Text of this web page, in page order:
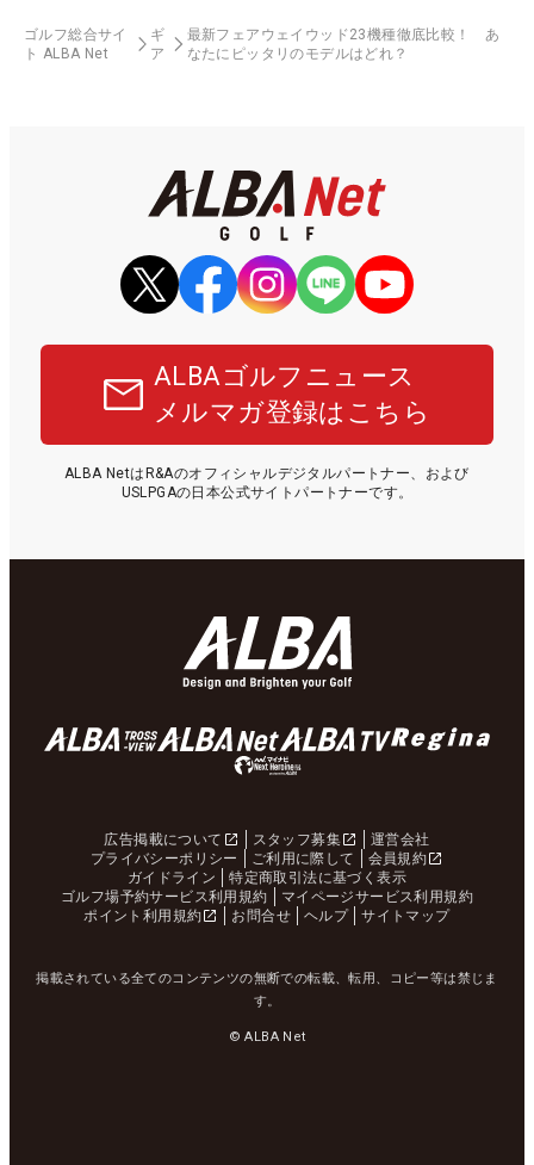
ゴルフ総合サイ
ト ALBA Net
ギ
ア
最新フェアウェイウッド23機種徹底比較！ あ
なたにピッタリのモデルはどれ？
ALBAゴルフニュース
メルマガ登録はこちら
ALBA NetはR&Aのオフィシャルデジタルパートナー、および
USLPGAの日本公式サイトパートナーです。
広告掲載について スタッフ募集
運営会社
プライバシーポリシー
ご利用に際して
会員規約
ガイドライン
特定商取引法に基づく表示
ゴルフ場予約サービス利用規約
マイページサービス利用規約
ポイント利用規約
お問合せ ヘルプ サイトマップ
掲載されている全てのコンテンツの無断での転載、転用、コピー等は禁じま
す。
© ALBA Net